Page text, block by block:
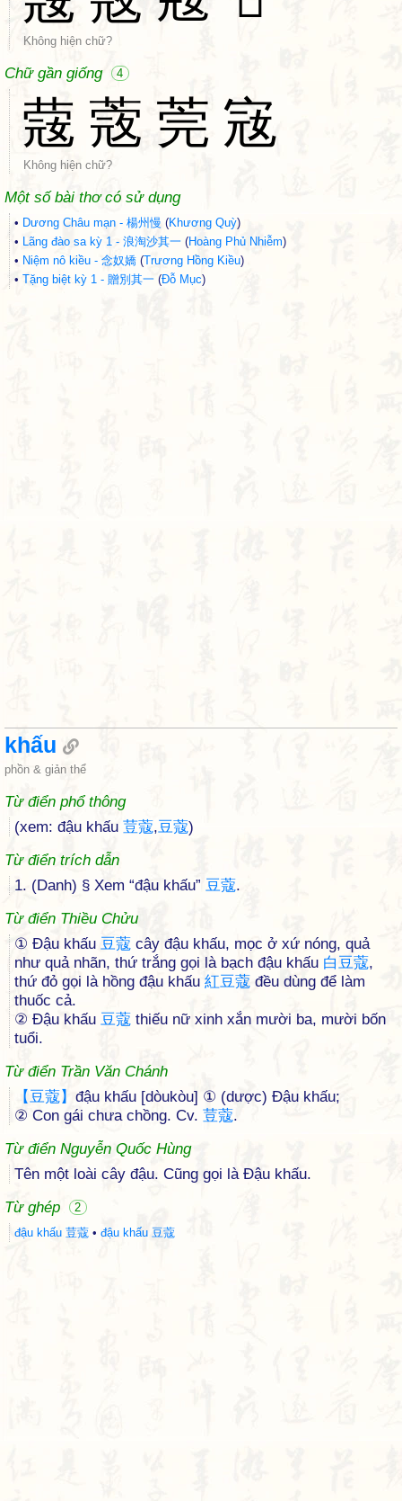
Không hiện chữ?
Chữ gần giống 4
䓻 蔲 莞 宼
Không hiện chữ?
Một số bài thơ có sử dụng
• Dương Châu mạn - 楊州慢 (Khương Quỳ)
• Lãng đào sa kỳ 1 - 浪淘沙其一 (Hoàng Phủ Nhiễm)
• Niệm nô kiều - 念奴嬌 (Trương Hồng Kiều)
• Tặng biệt kỳ 1 - 贈別其一 (Đỗ Mục)
khấu
phồn & giản thể
Từ điển phổ thông
(xem: đậu khấu 荳蔻,豆蔻)
Từ điển trích dẫn
1. (Danh) § Xem “đậu khấu” 豆蔻.
Từ điển Thiều Chửu
① Ðậu khấu 豆蔻 cây đậu khấu, mọc ở xứ nóng, quả
như quả nhãn, thứ trắng gọi là bạch đậu khấu 白豆蔻,
thứ đỏ gọi là hồng đậu khấu 紅豆蔻 đều dùng để làm
thuốc cả.
② Ðậu khấu 豆蔻 thiếu nữ xinh xắn mười ba, mười bốn
tuổi.
Từ điển Trần Văn Chánh
【豆蔻】 đậu khấu [dòukòu] ① (dược) Đậu khấu;
② Con gái chưa chồng. Cv. 荳蔻.
Từ điển Nguyễn Quốc Hùng
Tên một loài cây đậu. Cũng gọi là Đậu khấu.
Từ ghép
2
đậu khấu 荳蔻 • đậu khấu 豆蔻